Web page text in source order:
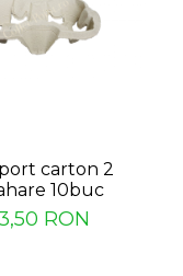
carton 2
10buc
RON